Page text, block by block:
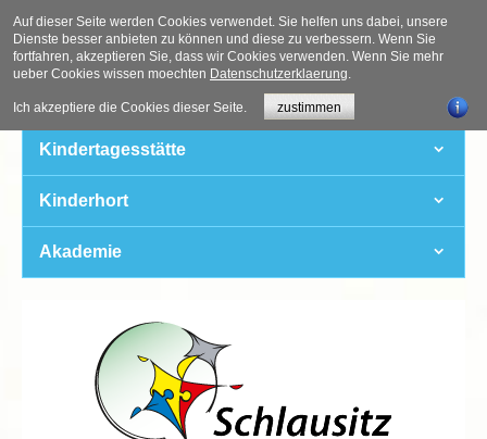
Schlausitz
Grundschule
Kindertagesstätte
Kinderhort
Akademie
Auf dieser Seite werden Cookies verwendet. Sie helfen uns dabei, unsere
Dienste besser anbieten zu können und diese zu verbessern. Wenn Sie
fortfahren, akzeptieren Sie, dass wir Cookies verwenden. Wenn Sie mehr
ueber Cookies wissen moechten Datenschutzerklaerung.
Ich akzeptiere die Cookies dieser Seite. zustimmen